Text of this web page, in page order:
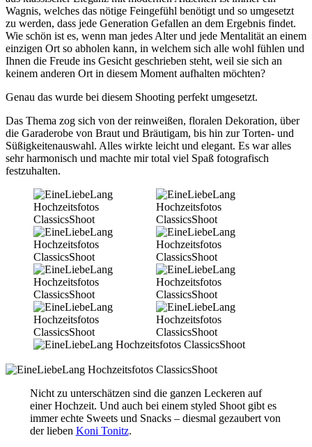
Wagnis, welches das nötige Feingefühl benötigt und so umgesetzt
zu werden, dass jede Generation Gefallen an dem Ergebnis findet.
Wie schön ist es, wenn man jedes Alter und jede Mentalität an einem
einzigen Ort so abholen kann, in welchem sich alle wohl fühlen und
Ihnen die Freude ins Gesicht geschrieben steht, weil sie sich an
keinem anderen Ort in diesem Moment aufhalten möchten?
Genau das wurde bei diesem Shooting perfekt umgesetzt.
Das Thema zog sich von der reinweißen, floralen Dekoration, über
die Garaderobe von Braut und Bräutigam, bis hin zur Torten- und
Süßigkeitenauswahl. Alles wirkte leicht und elegant. Es war alles
sehr harmonisch und machte mir total viel Spaß fotografisch
festzuhalten.
Nicht zu unterschätzen sind die ganzen Leckeren auf
einer Hochzeit. Und auch bei einem styled Shoot gibt es
immer echte Sweets und Snacks – diesmal gezaubert von
der lieben Koni Tonitz.